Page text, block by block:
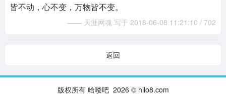
皆不动，心不变，万物皆不变。
—— 天涯网魂 写于 2018-06-08 11:21:10 / 702
返回
版权所有 哈喽吧 2026 © hilo8.com